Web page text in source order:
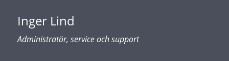
Inger Lind
Administratör, service och support